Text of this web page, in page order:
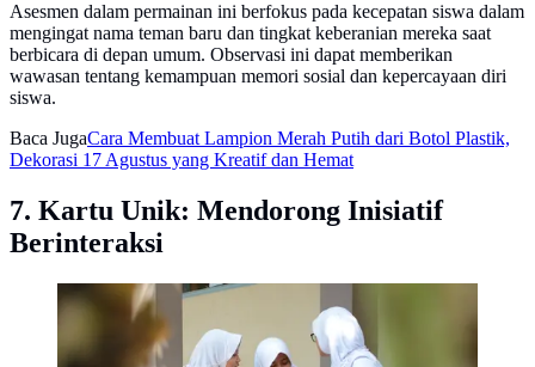
Asesmen dalam permainan ini berfokus pada kecepatan siswa dalam
mengingat nama teman baru dan tingkat keberanian mereka saat
berbicara di depan umum. Observasi ini dapat memberikan
wawasan tentang kemampuan memori sosial dan kepercayaan diri
siswa.
Baca JugaCara Membuat Lampion Merah Putih dari Botol Plastik,
Dekorasi 17 Agustus yang Kreatif dan Hemat
7. Kartu Unik: Mendorong Inisiatif
Berinteraksi